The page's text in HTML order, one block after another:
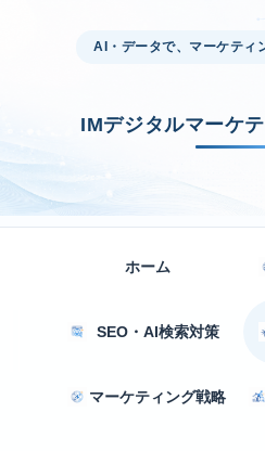
AI・データで、マーケティ
IMデジタルマーケ
ホーム
SEO・AI検索対策
マーケティング戦略